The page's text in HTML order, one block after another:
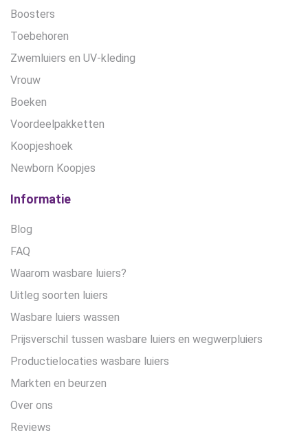
Boosters
Toebehoren
Zwemluiers en UV-kleding
Vrouw
Boeken
Voordeelpakketten
Koopjeshoek
Newborn Koopjes
Informatie
Blog
FAQ
Waarom wasbare luiers?
Uitleg soorten luiers
Wasbare luiers wassen
Prijsverschil tussen wasbare luiers en wegwerpluiers
Productielocaties wasbare luiers
Markten en beurzen
Over ons
Reviews